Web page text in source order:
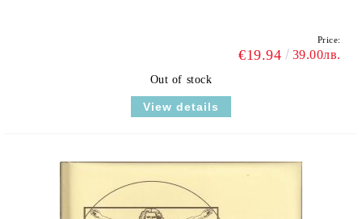
Price:
€19.94 39.00лв.
Out of stock
View details